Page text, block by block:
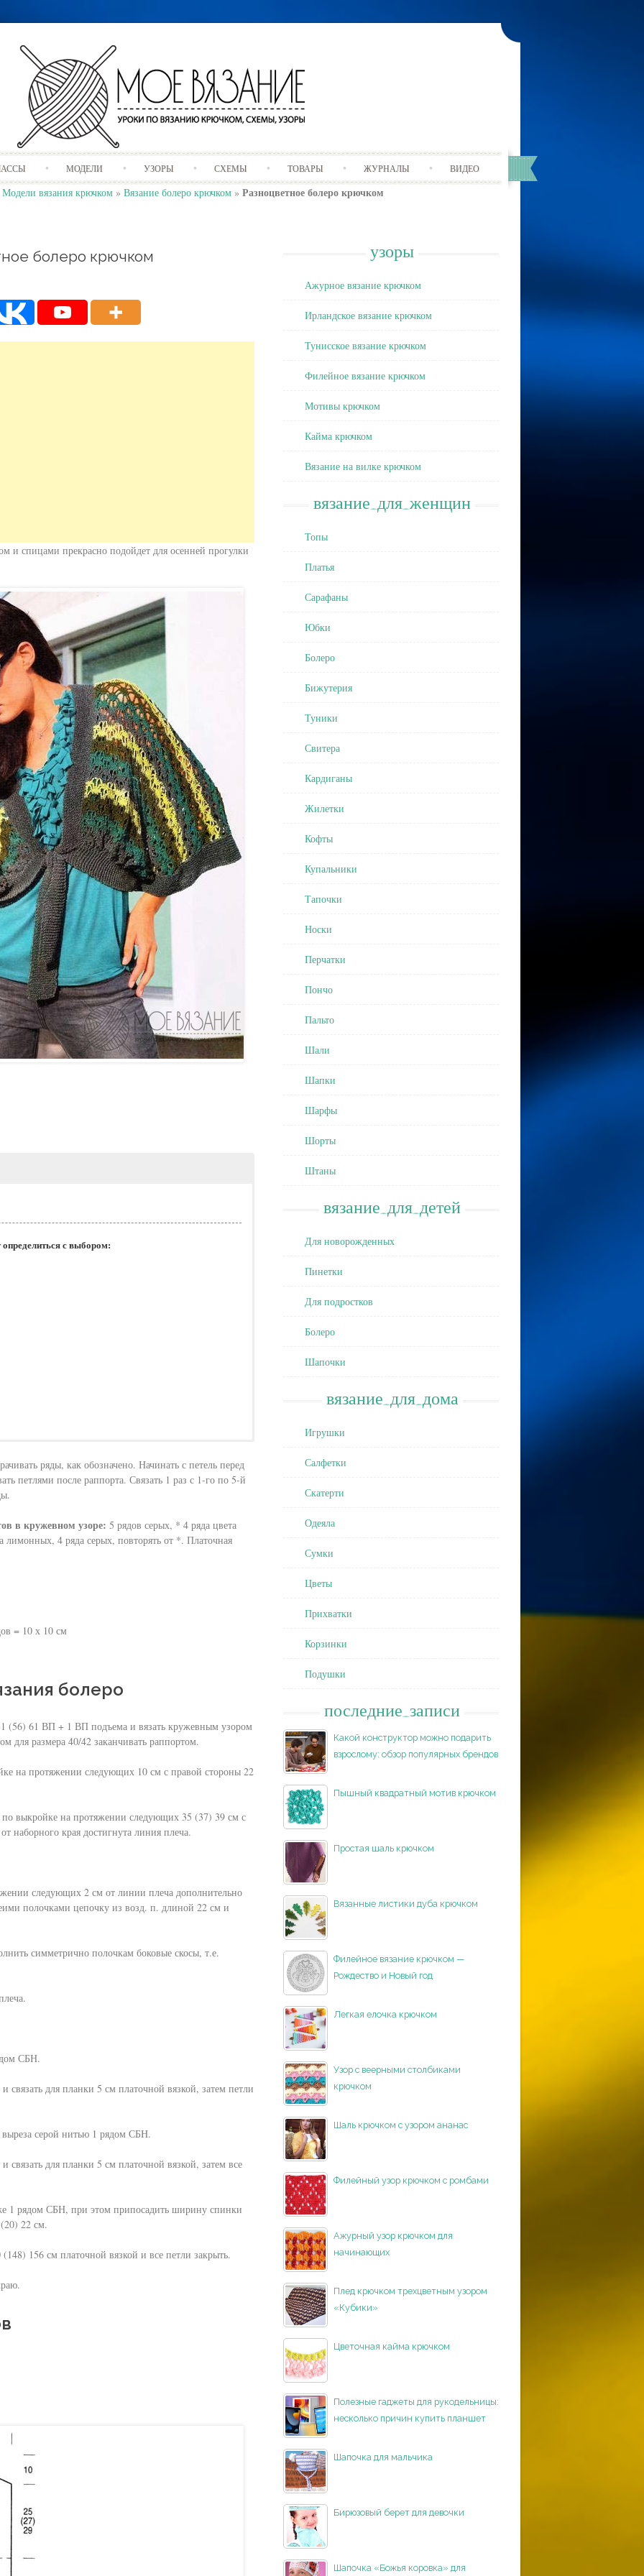
Skip
to
content
МОДЕЛИ УЗОРЫ СХЕМЫ ТОВАРЫ ЖУРНАЛЫ ВИДЕО
Модели вязания крючком» Вязание болеро крючком» Разноцветное болеро крючком
болеро крючком
и спицами прекрасно подойдет для осенней прогулки
с выбором:
новичку
ряды, как обозначено. Начинать с петель перед
петлями после раппорта. Связать 1 раз с 1-го по 5-й
в кружевном узоре: 5 рядов серых, * 4 ряда цвета
4 ряда серых, повторять от *. Платочная
= 10 х 10 см
болеро
(56) 61 ВП + 1 ВП подъема и вязать кружевным узором
для размера 40/42 заканчивать раппортом.
на протяжении следующих 10 см с правой стороны 22
по выкройке на протяжении следующих 35 (37) 39 см с
наборного края достигнута линия плеча.
следующих 2 см от линии плеча дополнительно
полочками цепочку из возд. п. длиной 22 см и
симметрично полочкам боковые скосы, т.е.
СБН.
связать для планки 5 см платочной вязкой, затем петли
серой нитью 1 рядом СБН.
связать для планки 5 см платочной вязкой, затем все
1 рядом СБН, при этом припосадить ширину спинки
22 см.
(148) 156 см платочной вязкой и все петли закрыть.
узоры
Ажурное вязание крючком
Ирландское вязание крючком
Тунисское вязание крючком
Филейное вязание крючком
Мотивы крючком
Кайма крючком
Вязание на вилке крючком
вязание_для_женщин
Топы
Платья
Сарафаны
Юбки
Болеро
Бижутерия
Туники
Свитера
Кардиганы
Жилетки
Кофты
Купальники
Тапочки
Носки
Перчатки
Пончо
Пальто
Шали
Шапки
Шарфы
Шорты
Штаны
вязание_для_детей
Для новорожденных
Пинетки
Для подростков
Болеро
Шапочки
вязание_для_дома
Игрушки
Салфетки
Скатерти
Одеяла
Сумки
Цветы
Прихватки
Корзинки
Подушки
последние_записи
Какой конструктор можно подарить
взрослому: обзор популярных брендов
Пышный квадратный мотив крючком
Простая шаль крючком
Вязанные листики дуба крючком
Филейное вязание крючком —
Рождество и Новый год
Легкая елочка крючком
Узор с веерными столбиками
крючком
Шаль крючком с узором ананас
Филейный узор крючком с ромбами
Ажурный узор крючком для
начинающих
Плед крючком трехцветным узором
«Кубики»
Цветочная кайма крючком
Полезные гаджеты для рукодельницы:
несколько причин купить планшет
Шапочка для мальчика
Бирюзовый берет для девочки
Шапочка «Божья коровка» для